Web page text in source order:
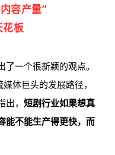
容产量”
花板
一个很新颖的观点。
体巨头的发展路径，
， 短剧行业如果想真
能不能生产得更快，而